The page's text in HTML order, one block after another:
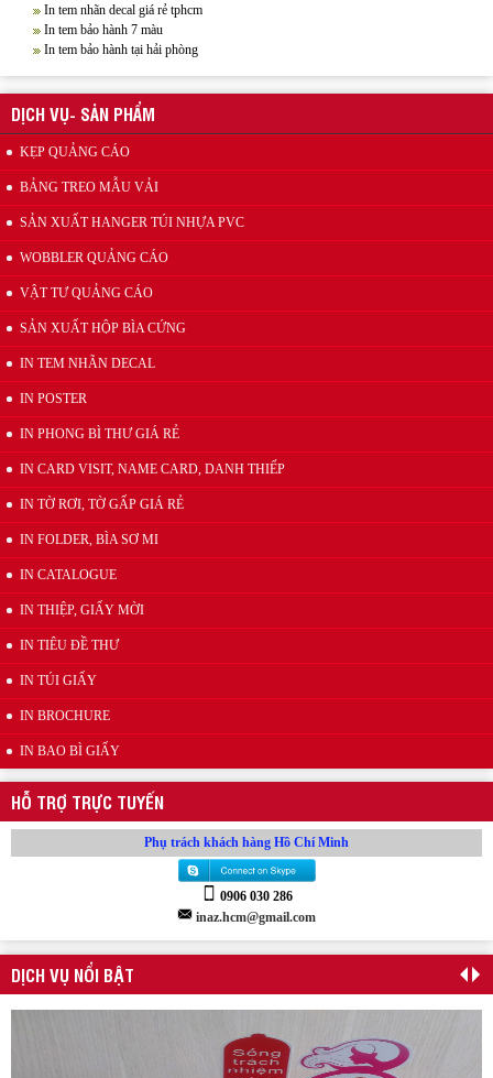
In tem nhãn decal giá rẻ tphcm
In tem bảo hành 7 màu
In tem bảo hành tại hải phòng
DỊCH VỤ- SẢN PHẨM
KẸP QUẢNG CÁO
BẢNG TREO MẪU VẢI
SẢN XUẤT HANGER TÚI NHỰA PVC
WOBBLER QUẢNG CÁO
VẬT TƯ QUẢNG CÁO
SẢN XUẤT HỘP BÌA CỨNG
IN TEM NHÃN DECAL
IN POSTER
IN PHONG BÌ THƯ GIÁ RẺ
IN CARD VISIT, NAME CARD, DANH THIẾP
IN TỜ RƠI, TỜ GẤP GIÁ RẺ
IN FOLDER, BÌA SƠ MI
IN CATALOGUE
IN THIỆP, GIẤY MỜI
IN TIÊU ĐỀ THƯ
IN TÚI GIẤY
IN BROCHURE
IN BAO BÌ GIẤY
HỖ TRỢ TRỰC TUYẾN
Phụ trách khách hàng Hồ Chí Minh
0906 030 286
inaz.hcm@gmail.com
DỊCH VỤ NỔI BẬT
Xưởng sản xuất hanger túi nhựa pvc quảng cáo sản phẩm
Mẫu kẹp lò xo inox quảng cáo
Wobbler đế nhựa